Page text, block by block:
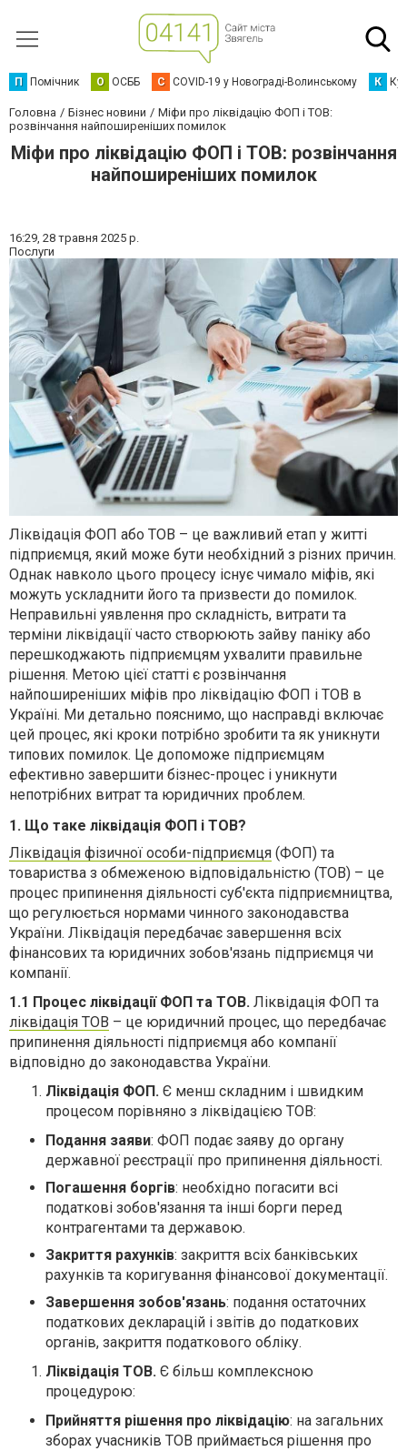
П Помічник О ОСББ C COVID-19 у Новограді-Волинському К
Головна Бізнес новини
Міфи про ліквідацію ФОП і ТОВ:
розвінчання найпоширеніших помилок
Міфи про ліквідацію ФОП і ТОВ: розвінчання
найпоширеніших помилок
16:29, 28 травня 2025 р.
Послуги
Ліквідація ФОП або ТОВ – це важливий етап у житті
підприємця, який може бути необхідний з різних причин.
Однак навколо цього процесу існує чимало міфів, які
можуть ускладнити його та призвести до помилок.
Неправильні уявлення про складність, витрати та
терміни ліквідації часто створюють зайву паніку або
перешкоджають підприємцям ухвалити правильне
рішення. Метою цієї статті є розвінчання
найпоширеніших міфів про ліквідацію ФОП і ТОВ в
Україні. Ми детально пояснимо, що насправді включає
цей процес, які кроки потрібно зробити та як уникнути
типових помилок. Це допоможе підприємцям
ефективно завершити бізнес-процес і уникнути
непотрібних витрат та юридичних проблем.
1. Що таке ліквідація ФОП і ТОВ?
Ліквідація фізичної особи-підприємця (ФОП) та
товариства з обмеженою відповідальністю (ТОВ) – це
процес припинення діяльності суб'єкта підприємництва,
що регулюється нормами чинного законодавства
України. Ліквідація передбачає завершення всіх
фінансових та юридичних зобов'язань підприємця чи
компанії.
1.1 Процес ліквідації ФОП та ТОВ. Ліквідація ФОП та
ліквідація ТОВ – це юридичний процес, що передбачає
припинення діяльності підприємця або компанії
відповідно до законодавства України.
Ліквідація ФОП. Є менш складним і швидким
процесом порівняно з ліквідацією ТОВ:
Подання заяви: ФОП подає заяву до органу
державної реєстрації про припинення діяльності.
Погашення боргів: необхідно погасити всі
податкові зобов'язання та інші борги перед
контрагентами та державою.
Закриття рахунків: закриття всіх банківських
рахунків та коригування фінансової документації.
Завершення зобов'язань: подання остаточних
податкових декларацій і звітів до податкових
органів, закриття податкового обліку.
Ліквідація ТОВ. Є більш комплексною
процедурою:
Прийняття рішення про ліквідацію: на загальних
зборах учасників ТОВ приймається рішення про